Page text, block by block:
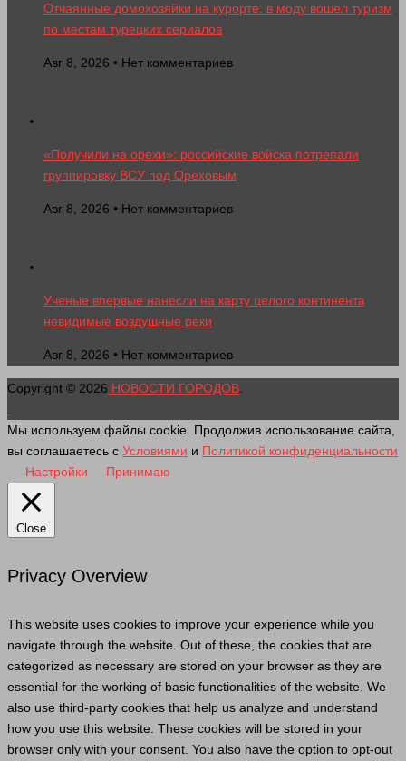
Отчаянные домохозяйки на курорте: в моду вошел туризм
по местам турецких сериалов
Авг 8, 2026 • Нет комментариев
«Получили на орехи»: российские войска потрепали
группировку ВСУ под Ореховым
Авг 8, 2026 • Нет комментариев
Ученые впервые нанесли на карту целого континента
невидимые воздушные реки
Авг 8, 2026 • Нет комментариев
Copyright © 2026 НОВОСТИ ГОРОДОВ.
Мы используем файлы cookie. Продолжив использование сайта,
вы соглашаетесь с Условиями и Политикой конфиденциальности
Настройки
Принимаю
Close
Privacy Overview
This website uses cookies to improve your experience while you
navigate through the website. Out of these, the cookies that are
categorized as necessary are stored on your browser as they are
essential for the working of basic functionalities of the website. We
also use third-party cookies that help us analyze and understand
how you use this website. These cookies will be stored in your
browser only with your consent. You also have the option to opt-out